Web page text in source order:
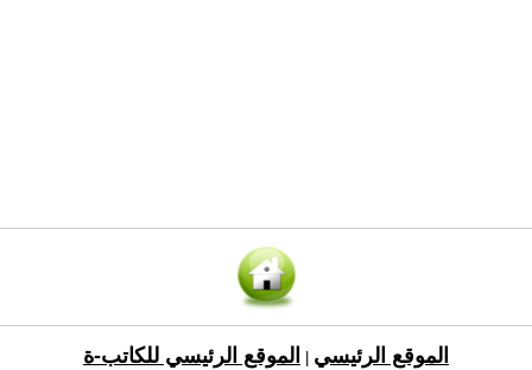
الموقع الرئيسي الموقع الرئيسي للكاتب-ة